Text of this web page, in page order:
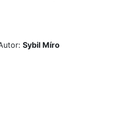
Sybil Míro